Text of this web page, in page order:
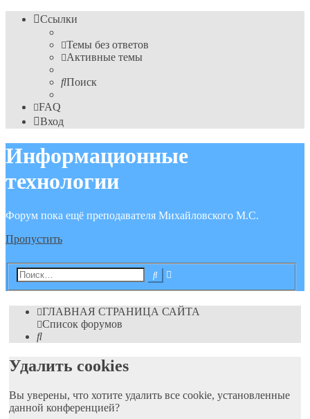
Ссылки
Темы без ответов
Активные темы
Поиск
FAQ
Вход
Информационные
технологии
Форум пока ещё преподавателя Михайловского М.С.
Пропустить
Поиск
ГЛАВНАЯ СТРАНИЦА САЙТА
Список форумов
Поиск
Удалить cookies
Вы уверены, что хотите удалить все cookie, установленные
данной конференцией?